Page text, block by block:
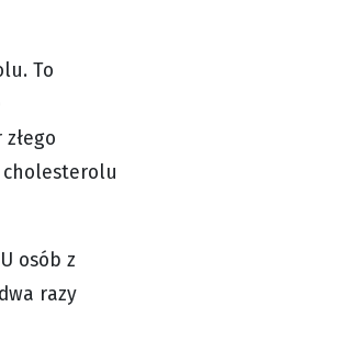
To
cholesterolu
osób z
razy